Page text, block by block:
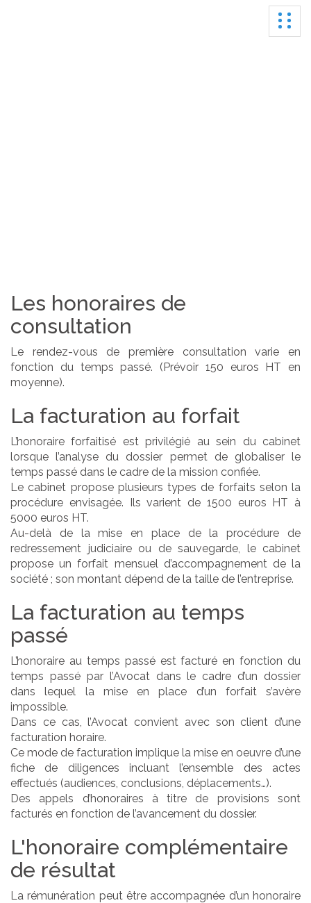
Les honoraires de
consultation
Le rendez-vous de première consultation varie en
fonction du temps passé. (Prévoir 150 euros HT en
moyenne).
La facturation au forfait
L’honoraire forfaitisé est privilégié au sein du cabinet
lorsque l’analyse du dossier permet de globaliser le
temps passé dans le cadre de la mission confiée.
Le cabinet propose plusieurs types de forfaits selon la
procédure envisagée. Ils varient de 1500 euros HT à
5000 euros HT.
Au-delà de la mise en place de la procédure de
redressement judiciaire ou de sauvegarde, le cabinet
propose un forfait mensuel d’accompagnement de la
société ; son montant dépend de la taille de l’entreprise.
La facturation au temps
passé
L’honoraire au temps passé est facturé en fonction du
temps passé par l’Avocat dans le cadre d’un dossier
dans lequel la mise en place d’un forfait s’avère
impossible.
Dans ce cas, l’Avocat convient avec son client d’une
facturation horaire.
Ce mode de facturation implique la mise en oeuvre d’une
fiche de diligences incluant l’ensemble des actes
effectués (audiences, conclusions, déplacements…).
Des appels d’honoraires à titre de provisions sont
facturés en fonction de l’avancement du dossier.
L'honoraire complémentaire
de résultat
La rémunération peut être accompagnée d’un honoraire